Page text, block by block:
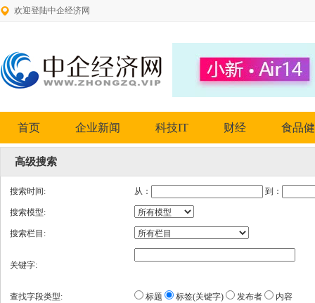
欢迎登陆中企经济网
首页 企业新闻 科技IT 财经 食品
高级搜索
搜索时间: 从： 到：
搜索模型:
搜索栏目:
关键字:
查找字段类型: 标题 标签(关键字) 发布者 内容